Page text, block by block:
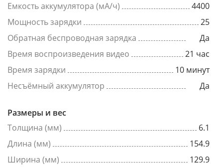
Емкость аккумулятора (мА/ч)
4400
Мощность зарядки
25
Обратная беспроводная зарядка
Да
Время воспроизведения видео
21 час
Время зарядки
10 минут
Несъёмный аккумулятор
Да
Размеры и вес
Толщина (мм)
6.1
Длина (мм)
154.9
Ширина (мм)
129.9